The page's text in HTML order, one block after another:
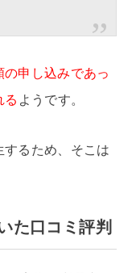
の申し込みであっ
る ようです。
るため、そこは
た口コミ評判